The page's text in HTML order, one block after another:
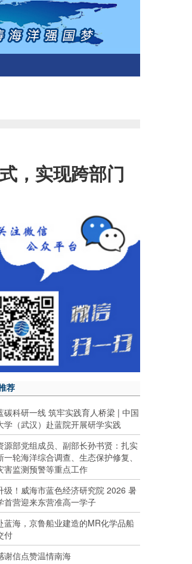
，实现跨部门
荐
碳科研一线 筑牢实践育人桥梁 | 中国
学（武汉）赴蓝院开展研学实践
源部党组成员、副部长孙书贤：扎实
一轮海洋综合调查、生态保护修复、
害监测预警等重点工作
级！威海市蓝色经济研究院 2026 暑
首营迎来东营准高一学子
蓝海，京鲁船业建造的MR化学品船
付
谢信点赞温情南海